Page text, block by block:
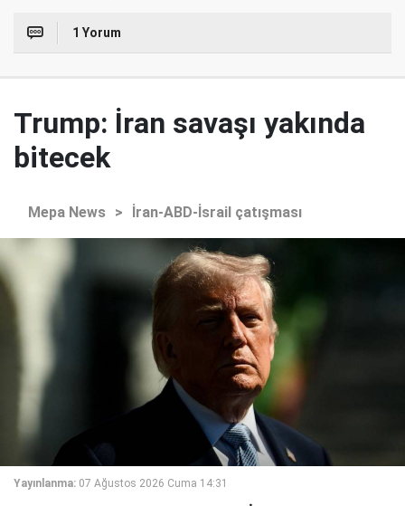
1 Yorum
Trump: İran savaşı yakında
bitecek
Mepa News > İran-ABD-İsrail çatışması
Yayınlanma: 07 Ağustos 2026 Cuma 14:31